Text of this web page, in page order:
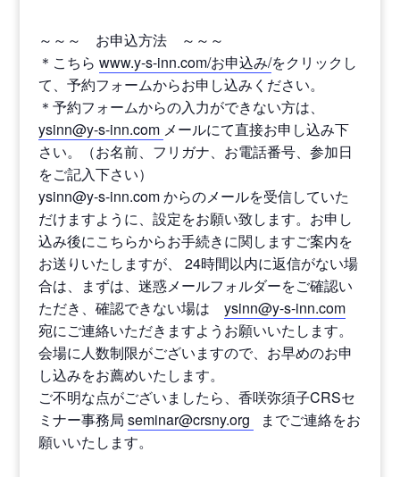
～～～ お申込方法 ～～～
＊こちら www.y-s-inn.com/お申込み/をクリックし
て、予約フォームからお申し込みください。
＊予約フォームからの入力ができない方は、
ysinn@y-s-inn.com メールにて直接お申し込み下
さい。（お名前、フリガナ、お電話番号、参加日
をご記入下さい）
ysinn@y-s-inn.com からのメールを受信していた
だけますように、設定をお願い致します。お申し
込み後にこちらからお手続きに関しますご案内を
お送りいたしますが、 24時間以内に返信がない場
合は、まずは、迷惑メールフォルダーをご確認い
ただき、確認できない場は ysinn@y-s-inn.com
宛にご連絡いただきますようお願いいたします。
会場に人数制限がございますので、お早めのお申
し込みをお薦めいたします。
ご不明な点がございましたら、香咲弥須子CRSセ
ミナー事務局 seminar@crsny.org
までご連絡をお
願いいたします。